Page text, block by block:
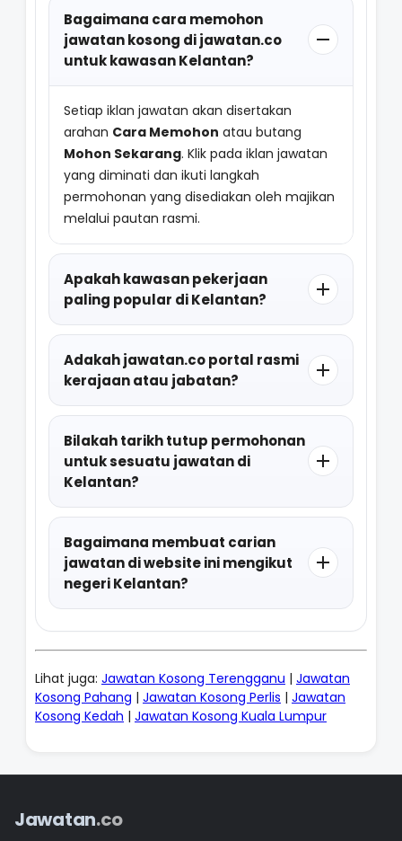
Bagaimana cara memohon
jawatan kosong di jawatan.co
untuk kawasan Kelantan?
Setiap iklan jawatan akan disertakan
arahan Cara Memohon atau butang
Mohon Sekarang. Klik pada iklan jawatan
yang diminati dan ikuti langkah
permohonan yang disediakan oleh majikan
melalui pautan rasmi.
Apakah kawasan pekerjaan
paling popular di Kelantan?
Adakah jawatan.co portal rasmi
kerajaan atau jabatan?
Bilakah tarikh tutup permohonan
untuk sesuatu jawatan di
Kelantan?
Bagaimana membuat carian
jawatan di website ini mengikut
negeri Kelantan?
Lihat juga: Jawatan Kosong Terengganu | Jawatan
Kosong Pahang | Jawatan Kosong Perlis | Jawatan
Kosong Kedah | Jawatan Kosong Kuala Lumpur
Jawatan.co